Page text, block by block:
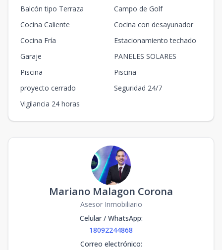
Balcón tipo Terraza
Campo de Golf
Cocina Caliente
Cocina con desayunador
Cocina Fría
Estacionamiento techado
Garaje
PANELES SOLARES
Piscina
Piscina
proyecto cerrado
Seguridad 24/7
Vigilancia 24 horas
Mariano Malagon Corona
Asesor Inmobiliario
Celular / WhatsApp:
18092244868
Correo electrónico: